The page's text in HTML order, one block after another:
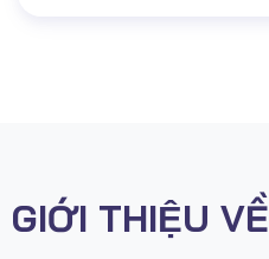
GIỚI THIỆU